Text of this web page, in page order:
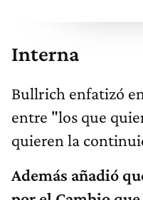
Interna
Bullrich enfatizó
entre "los que
quieren la
Además añadió qu